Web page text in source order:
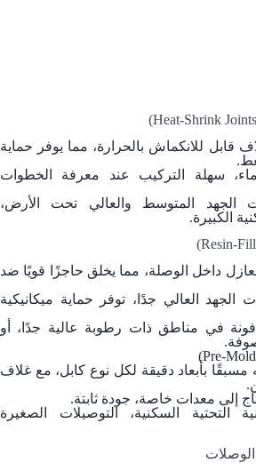
قابل للانكماش بالحرارة، مما يوفر حماية
سهلة التركيب عند معرفة الخطوات
الجهد المتوسط والعالي تحت الأرض،
الكبيرة.
داخل الوصلة، مما يخلق حاجزًا قويًا ضد
الجهد العالي جدًا، توفر حماية ميكانيكية
في مناطق ذات رطوبة عالية جدًا، أو
بأبعاد دقيقة لكل نوع كابل، مع غلاف
إلى معدات خاصة، جودة ثابتة.
التحتية السكنية، التوصيلات الصغيرة
الوصلات